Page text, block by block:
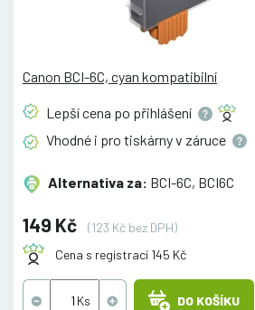
Canon BCI-6C, cyan kompatibilní
Lepší cena po přihlášení
Vhodné i pro tiskárny v záruce
Alternativa za: BCI-6C, BCI6C
149 Kč
(123 Kč bez DPH)
Cena s registrací 145 Kč
DO KOŠÍKU